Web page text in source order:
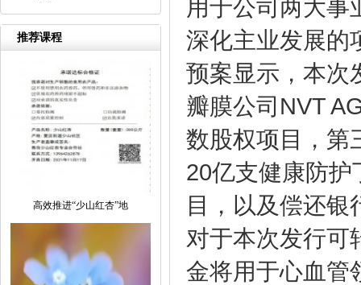
推荐课程
高效推进“少山红杏”地
用于公司两大事
深化主业发展的
预案显示，本次
瓣膜公司NVT
数股权项目，第
20亿支健康防
目，以及偿还银
对于本次发行可
金将用于心血管